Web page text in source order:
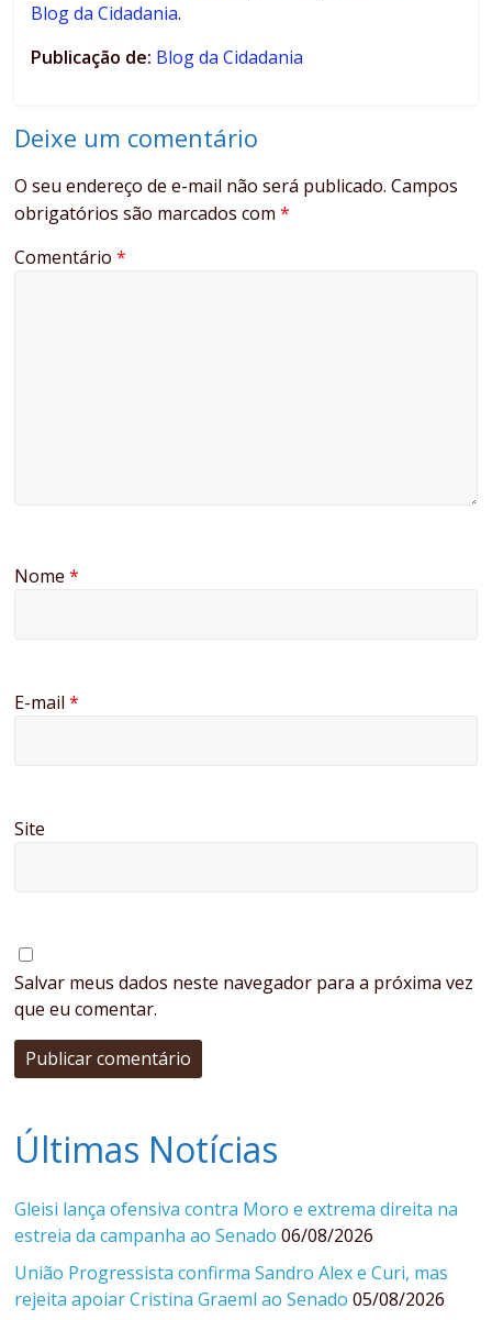
Blog da Cidadania.
Publicação de: Blog da Cidadania
Deixe um comentário
O seu endereço de e-mail não será publicado. Campos
obrigatórios são marcados com*
Comentário*
Nome*
E-mail*
Site
Salvar meus dados neste navegador para a próxima vez
que eu comentar.
Últimas Notícias
Gleisi lança ofensiva contra Moro e extrema direita na
estreia da campanha ao Senado 06/08/2026
União Progressista confirma Sandro Alex e Curi, mas
rejeita apoiar Cristina Graeml ao Senado 05/08/2026